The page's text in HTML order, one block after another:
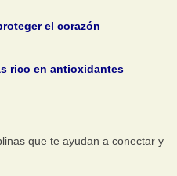
el corazón
rico en antioxidantes
que te ayudan a conectar y